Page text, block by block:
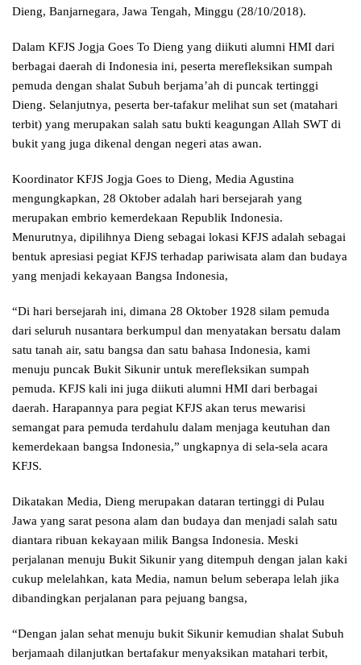
Dieng, Banjarnegara, Jawa Tengah, Minggu (28/10/2018).
Dalam KFJS Jogja Goes To Dieng yang diikuti alumni HMI dari
berbagai daerah di Indonesia ini, peserta merefleksikan sumpah
pemuda dengan shalat Subuh berjama’ah di puncak tertinggi
Dieng. Selanjutnya, peserta ber-tafakur melihat sun set (matahari
terbit) yang merupakan salah satu bukti keagungan Allah SWT di
bukit yang juga dikenal dengan negeri atas awan.
Koordinator KFJS Jogja Goes to Dieng, Media Agustina
mengungkapkan, 28 Oktober adalah hari bersejarah yang
merupakan embrio kemerdekaan Republik Indonesia.
Menurutnya, dipilihnya Dieng sebagai lokasi KFJS adalah sebagai
bentuk apresiasi pegiat KFJS terhadap pariwisata alam dan budaya
yang menjadi kekayaan Bangsa Indonesia,
“Di hari bersejarah ini, dimana 28 Oktober 1928 silam pemuda
dari seluruh nusantara berkumpul dan menyatakan bersatu dalam
satu tanah air, satu bangsa dan satu bahasa Indonesia, kami
menuju puncak Bukit Sikunir untuk merefleksikan sumpah
pemuda. KFJS kali ini juga diikuti alumni HMI dari berbagai
daerah. Harapannya para pegiat KFJS akan terus mewarisi
semangat para pemuda terdahulu dalam menjaga keutuhan dan
kemerdekaan bangsa Indonesia,” ungkapnya di sela-sela acara
KFJS.
Dikatakan Media, Dieng merupakan dataran tertinggi di Pulau
Jawa yang sarat pesona alam dan budaya dan menjadi salah satu
diantara ribuan kekayaan milik Bangsa Indonesia. Meski
perjalanan menuju Bukit Sikunir yang ditempuh dengan jalan kaki
cukup melelahkan, kata Media, namun belum seberapa lelah jika
dibandingkan perjalanan para pejuang bangsa,
“Dengan jalan sehat menuju bukit Sikunir kemudian shalat Subuh
berjamaah dilanjutkan bertafakur menyaksikan matahari terbit,